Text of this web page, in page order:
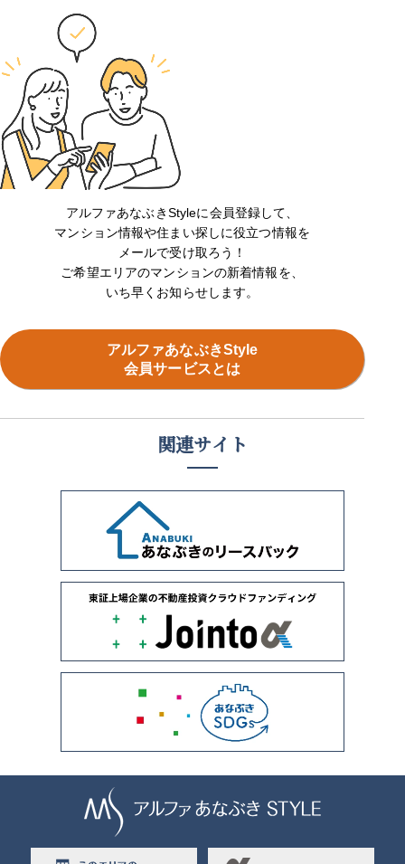
アルファあなぶきStyleに会員登録して、
マンション情報や住まい探しに役立つ情報を
メールで受け取ろう！
ご希望エリアのマンションの新着情報を、
いち早くお知らせします。
アルファあなぶきStyle
会員サービスとは
関連サイト